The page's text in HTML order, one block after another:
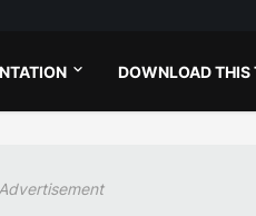
DOWNLOAD THIS